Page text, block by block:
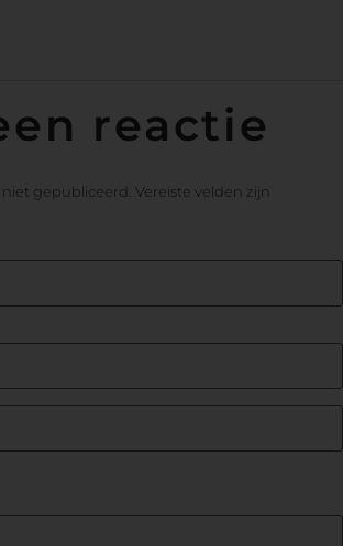
reactie
gepubliceerd. Vereiste velden zijn